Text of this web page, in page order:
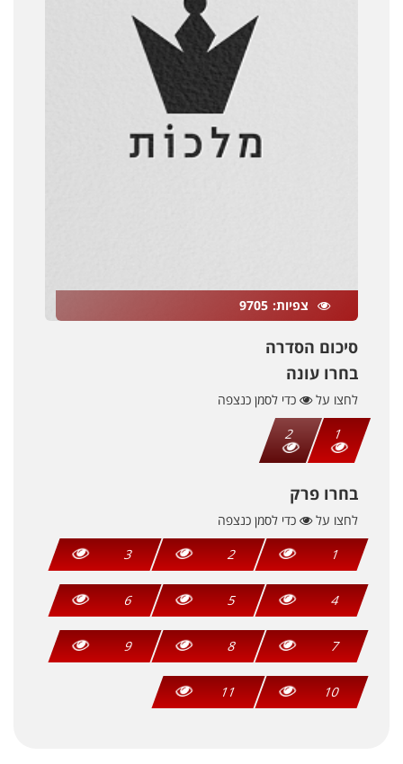
צפיות 9705
סיכום הסדרה
בחרו עונה
לחצו על
כדי לסמן כנצפה
1
2
בחרו פרק
לחצו על
כדי לסמן כנצפה
1
2
3
4
5
6
7
8
9
10
11